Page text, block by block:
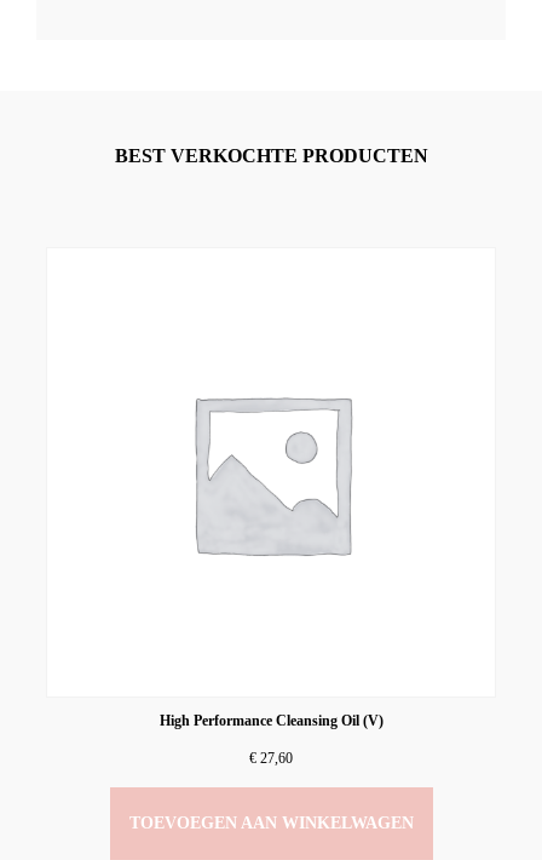
BEST VERKOCHTE PRODUCTEN
High Performance Cleansing Oil (V)
€ 27,60
TOEVOEGEN AAN WINKELWAGEN